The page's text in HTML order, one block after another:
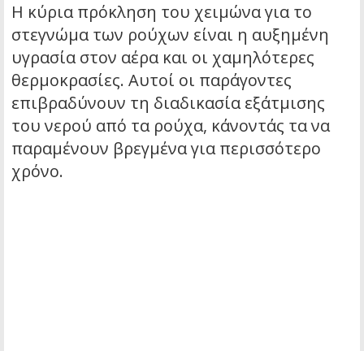
Η κύρια πρόκληση του χειμώνα για το
στεγνώμα των ρούχων είναι η αυξημένη
υγρασία στον αέρα και οι χαμηλότερες
θερμοκρασίες. Αυτοί οι παράγοντες
επιβραδύνουν τη διαδικασία εξάτμισης
του νερού από τα ρούχα, κάνοντάς τα να
παραμένουν βρεγμένα για περισσότερο
χρόνο.